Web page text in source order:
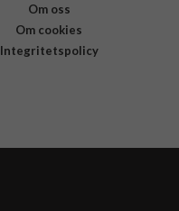
Om oss
Om cookies
Integritetspolicy